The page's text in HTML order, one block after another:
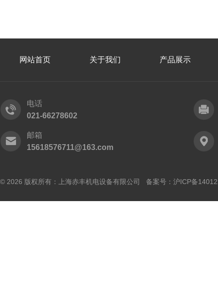
网站首页 关于我们 产品展示
电话
021-66278602
邮箱
15618576711@163.com
© 2026 版权所有：上海赤丰机电设备有限公司 备案号： 沪ICP备